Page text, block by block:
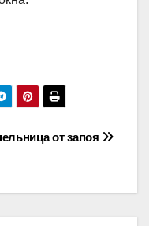
от запоя